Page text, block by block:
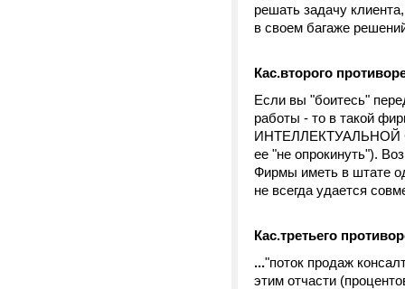
решать задачу
в своем багаже
Кас.второго
Если вы "боитесь"
работы - то в такой
ИНТЕЛЛЕКТУАЛЬНОЙ
ее "не опрокинуть").
Фирмы иметь в штате
не всегда удается
Кас.третьего
..."поток продаж
этим отчасти